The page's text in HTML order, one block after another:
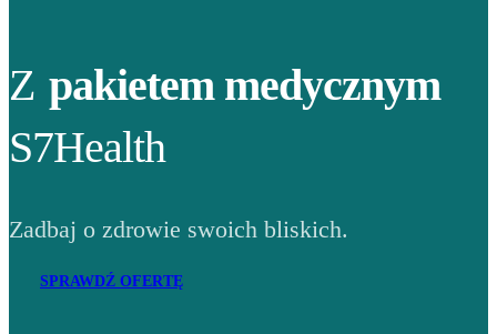
Z pakietem medycznym
S7Health
Zadbaj o zdrowie swoich bliskich.
SPRAWDŹ OFERTĘ